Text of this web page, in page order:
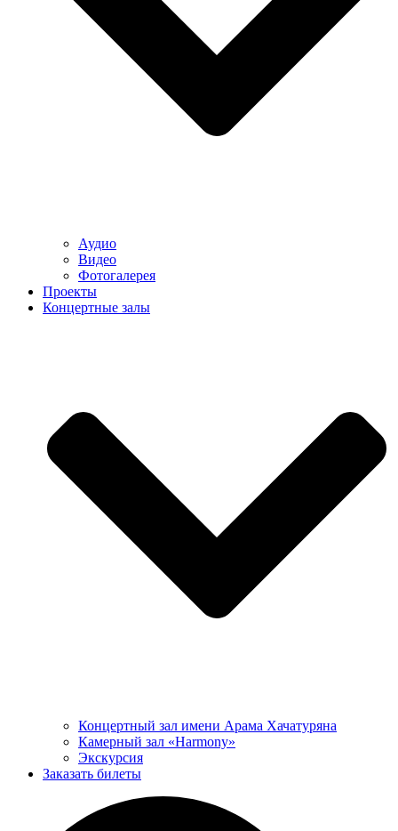
Аудио
Видео
Фотогалерея
Проекты
Концертные залы
Концертный зал имени Арама Хачатуряна
Камерный зал «Harmony»
Экскурсия
Заказать билеты